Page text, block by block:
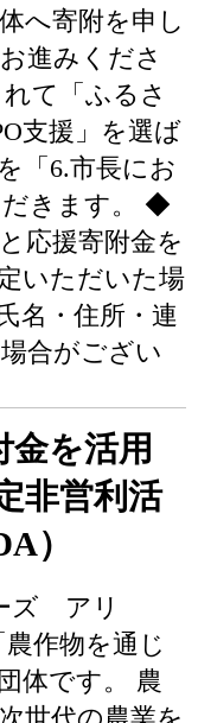
へ寄附を申し
進みくださ
て「ふるさ
支援」を選ば
「6.市長にお
だきます。 ◆
応援寄附金を
いただいた場
名・住所・連
合がござい
金を活用
非営利活
）
ズ アリ
作物を通じ
体です。 農